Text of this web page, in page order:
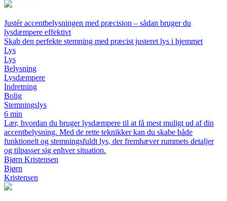
Justér accentbelysningen med præcision – sådan bruger du
lysdæmpere effektivt
Skab den perfekte stemning med præcist justeret lys i hjemmet
Lys
Lys
Belysning
Lysdæmpere
Indretning
Bolig
Stemningslys
6 min
Lær, hvordan du bruger lysdæmpere til at få mest muligt ud af din
accentbelysning. Med de rette teknikker kan du skabe både
funktionelt og stemningsfuldt lys, der fremhæver rummets detaljer
og tilpasser sig enhver situation.
Bjørn Kristensen
Bjørn
Kristensen